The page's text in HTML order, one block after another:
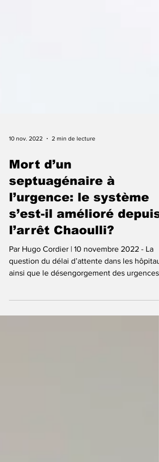
Mort d’un
septuagénaire à
l’urgence: le système
s’est-il amélioré depuis
l’arrêt Chaoulli?
Par Hugo Cordier | 10 novembre 2022 - La
question du délai d’attente dans les
refait...